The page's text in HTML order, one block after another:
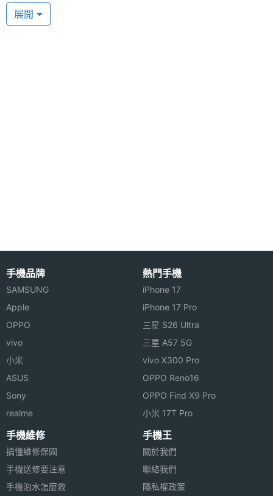
將人情味帶入科技
◎ 內建鉛筆、鋼筆、毛筆等多種筆觸
◎ 支援 microSD 記憶卡
◎ 使用 4,200mAh 鋰電池，可使用 10 小時或待機
30 天
E 人 E 本 T3 不會在台上市，以上規格僅供參考，
機王隨時補充最新資料。
※本文為 SOGI 手機王版權所有，未經授權不得轉載使用※
記憶卡
機體規格
度
機身寬
度
機身厚
度
機身重
展開
手機品牌
SAMSUNG
Apple
OPPO
vivo
小米
ASUS
Sony
realme
熱門手機
iPhone 17
iPhone 17 Pro
三星 S26 Ultra
三星 A57 5G
vivo X300 Pro
OPPO Reno16
OPPO Find X9 Pro
小米 17T Pro
手機維修
搞懂維修保固
手機送修要注意
手機泡水怎麼救
手機王
關於我們
聯絡我們
隱私權政策